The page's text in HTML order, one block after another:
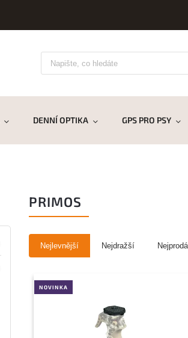
DENNÍ OPTIKA GPS PRO PSY
PRIMOS
Nejlevnější Nejdražší
NOVINKA